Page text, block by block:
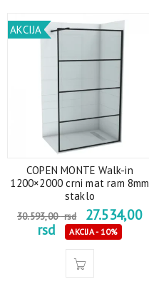
AKCIJA
COPEN MONTE Walk-in
1200×2000 crni mat ram 8mm
staklo
30.593,00rsd
27.534,00
rsd
AKCIJA - 10%